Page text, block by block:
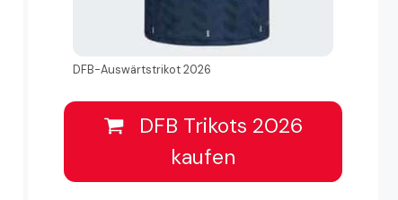
DFB-Auswärtstrikot 2026
DFB Trikots 2026
kaufen